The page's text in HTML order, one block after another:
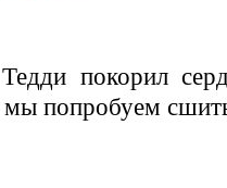
покорил
мы попробуем